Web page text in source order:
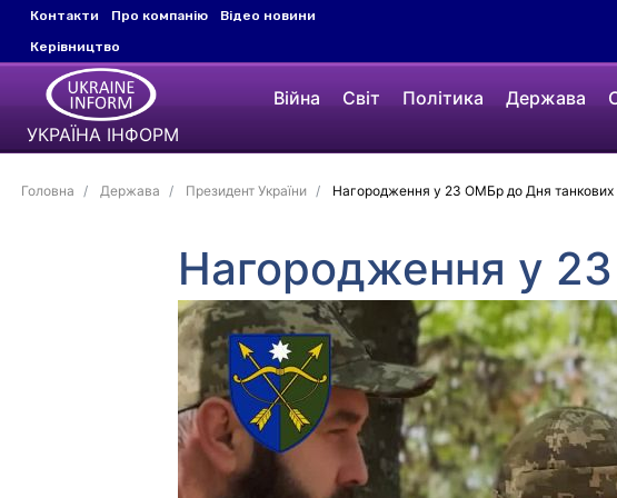
Контакти Про компанію
Відео новини
Керівництво
УКРАЇНА ІНФОРМ
Війна Світ Політика Держава
Головна Держава Президент України Нагородження у 23 ОМБр до Дня танкових
Нагородження у